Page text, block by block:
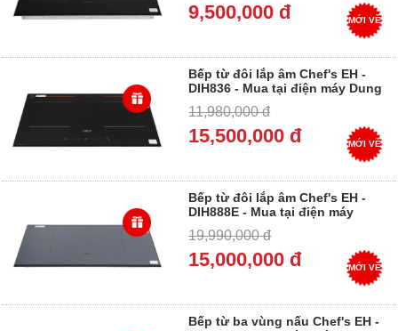
9,500,000 đ MỚI VỀ
Bếp từ đôi lắp âm Chef's EH -
DIH836 - Mua tại điện máy Dung
11,980,000 đ
15,500,000 đ MỚI VỀ
Bếp từ đôi lắp âm Chef's EH -
DIH888E - Mua tại điện máy
19,990,000 đ
15,000,000 đ MỚI VỀ
Bếp từ ba vùng nấu Chef's EH -